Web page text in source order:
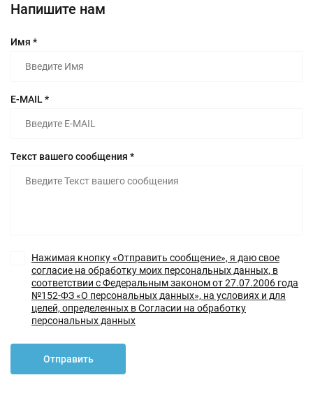
Напишите нам
Имя *
E-MAIL *
Текст вашего сообщения *
Нажимая кнопку «Отправить сообщение», я даю свое
согласие на обработку моих персональных данных, в
соответствии с Федеральным законом от 27.07.2006 года
№152-ФЗ «О персональных данных», на условиях и для
целей, определенных в Согласии на обработку
персональных данных
Отправить